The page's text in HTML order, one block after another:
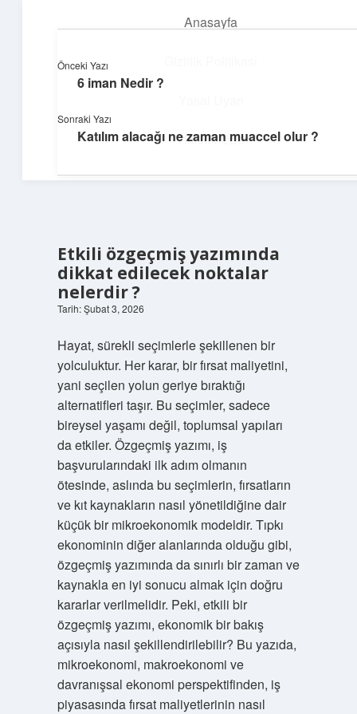
Anasayfa
Hakkımızda
Keyifli vakit için kısa ve eğlenceli içerikler.
Etkili özgeçmiş yazımında
dikkat edilecek noktalar
nelerdir ?
Tarih: Şubat 3, 2026
Hayat, sürekli seçimlerle şekillenen bir
yolculuktur. Her karar, bir fırsat maliyetini,
yani seçilen yolun geriye bıraktığı
alternatifleri taşır. Bu seçimler, sadece
bireysel yaşamı değil, toplumsal yapıları
da etkiler. Özgeçmiş yazımı, iş
başvurularındaki ilk adım olmanın
ötesinde, aslında bu seçimlerin, fırsatların
ve kıt kaynakların nasıl yönetildiğine dair
küçük bir mikroekonomik modeldir. Tıpkı
ekonominin diğer alanlarında olduğu gibi,
özgeçmiş yazımında da sınırlı bir zaman ve
kaynakla en iyi sonucu almak için doğru
kararlar verilmelidir. Peki, etkili bir
özgeçmiş yazımı, ekonomik bir bakış
açısıyla nasıl şekillendirilebilir? Bu yazıda,
mikroekonomi, makroekonomi ve
davranışsal ekonomi perspektifinden, iş
piyasasında fırsat maliyetlerinin nasıl
Önceki Yazı
6 iman Nedir ?
Sonraki Yazı
Katılım alacağı ne zaman muaccel olur ?